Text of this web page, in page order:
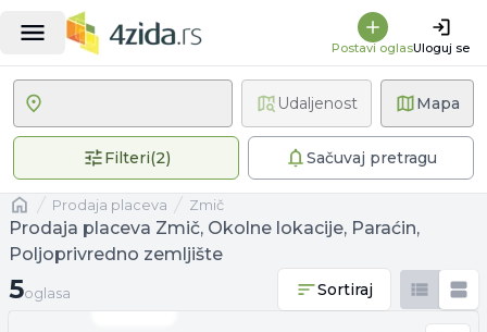
Postavi oglasUloguj se
Mapa
Filteri(2)2 primenjena filteraSačuvaj pretragu
Udaljenost
Naslovnaprodaja placeva Zmič
Prodaja placeva Zmič, Okolne lokacije, Paraćin,
Poljoprivredno zemljište
5 oglasa
5oglasa Sortiraj